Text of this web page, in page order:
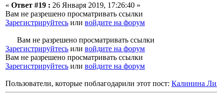
« Ответ #19 : 26 Января 2019, 17:26:40 »
Вам не разрешено просматривать ссылки
Зарегистрируйтесь или войдите на форум
Вам не разрешено просматривать ссылки
Зарегистрируйтесь или войдите на форум
Вам не разрешено просматривать ссылки
Зарегистрируйтесь или войдите на форум
Пользователи, которые поблагодарили этот пост: Калинина